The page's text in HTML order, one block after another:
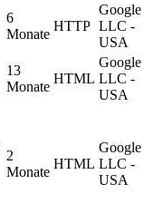
6
Monate
HTTP
Google
LLC -
USA
13
Monate
HTML
Google
LLC -
USA
2
Monate
HTML
Google
LLC -
USA